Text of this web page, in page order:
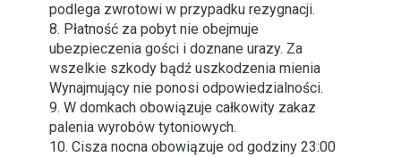
podlega zwrotowi w przypadku rezygnacji.
8. Płatność za pobyt nie obejmuje
ubezpieczenia gości i doznane urazy. Za
wszelkie szkody bądź uszkodzenia mienia
Wynajmujący nie ponosi odpowiedzialności.
9. W domkach obowiązuje całkowity zakaz
palenia wyrobów tytoniowych.
10. Cisza nocna obowiązuje od godziny 23:00